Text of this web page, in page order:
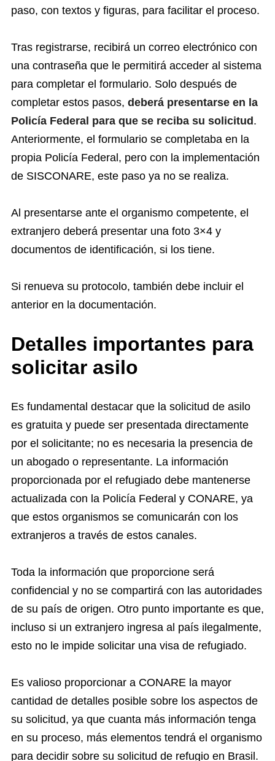
paso, con textos y figuras, para facilitar el proceso.
Tras registrarse, recibirá un correo electrónico con
una contraseña que le permitirá acceder al sistema
para completar el formulario. Solo después de
completar estos pasos, deberá presentarse en la
Policía Federal para que se reciba su solicitud .
Anteriormente, el formulario se completaba en la
propia Policía Federal, pero con la implementación
de SISCONARE, este paso ya no se realiza.
Al presentarse ante el organismo competente, el
extranjero deberá presentar una foto 3×4 y
documentos de identificación, si los tiene.
Si renueva su protocolo, también debe incluir el
anterior en la documentación.
Detalles importantes para
solicitar asilo
Es fundamental destacar que la solicitud de asilo
es gratuita y puede ser presentada directamente
por el solicitante; no es necesaria la presencia de
un abogado o representante. La información
proporcionada por el refugiado debe mantenerse
actualizada con la Policía Federal y CONARE, ya
que estos organismos se comunicarán con los
extranjeros a través de estos canales.
Toda la información que proporcione será
confidencial y no se compartirá con las autoridades
de su país de origen. Otro punto importante es que,
incluso si un extranjero ingresa al país ilegalmente,
esto no le impide solicitar una visa de refugiado.
Es valioso proporcionar a CONARE la mayor
cantidad de detalles posible sobre los aspectos de
su solicitud, ya que cuanta más información tenga
en su proceso, más elementos tendrá el organismo
para decidir sobre su solicitud de refugio en Brasil.